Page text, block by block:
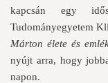
kapcsán egy
Tudományegyetem
Márton élete és
nyújt arra, hogy
napon.